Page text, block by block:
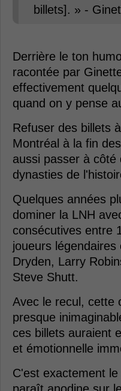
billets]. » -
Derrière le ton
racontée par
effectivement
quand on y pense
Refuser des billets
Montréal à la fin
aussi passer à côté
dynasties de
Quelques années
dominer la LNH
consécutives entre
joueurs
Dryden, Larry
Steve Shutt.
Avec le recul, cette
presque
ces billets auraient
et émotionnelle
C'est exactement
paraît anodine sur